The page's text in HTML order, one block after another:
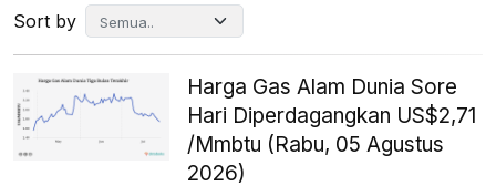
Sort by
Harga Gas Alam Dunia Sore
Hari Diperdagangkan US$2,71
/Mmbtu (Rabu, 05 Agustus
2026)